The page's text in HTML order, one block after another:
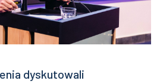
dyskutowali